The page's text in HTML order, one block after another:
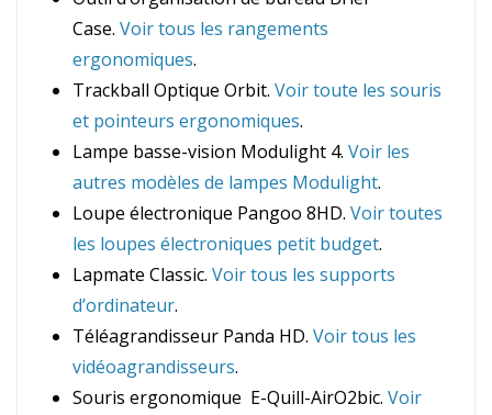
Case. Voir tous les rangements
ergonomiques.
Trackball Optique Orbit. Voir toute les souris
et pointeurs ergonomiques.
Lampe basse-vision Modulight 4. Voir les
autres modèles de lampes Modulight.
Loupe électronique Pangoo 8HD. Voir toutes
les loupes électroniques petit budget.
Lapmate Classic. Voir tous les supports
d’ordinateur.
Téléagrandisseur Panda HD. Voir tous les
vidéoagrandisseurs.
Souris ergonomique E-Quill-AirO2bic. Voir